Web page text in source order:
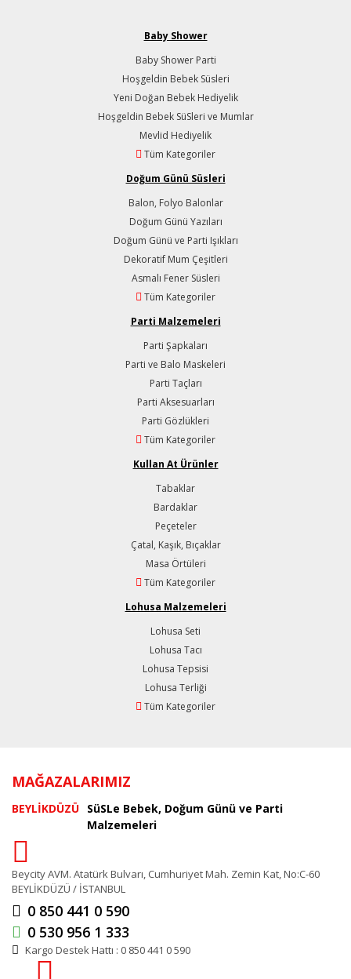
Baby Shower
Baby Shower Parti
Hoşgeldin Bebek Süsleri
Yeni Doğan Bebek Hediyelik
Hoşgeldin Bebek SüSleri ve Mumlar
Mevlid Hediyelik
Tüm Kategoriler
Doğum Günü Süsleri
Balon, Folyo Balonlar
Doğum Günü Yazıları
Doğum Günü ve Parti Işıkları
Dekoratif Mum Çeşitleri
Asmalı Fener Süsleri
Tüm Kategoriler
Parti Malzemeleri
Parti Şapkaları
Parti ve Balo Maskeleri
Parti Taçları
Parti Aksesuarları
Parti Gözlükleri
Tüm Kategoriler
Kullan At Ürünler
Tabaklar
Bardaklar
Peçeteler
Çatal, Kaşık, Bıçaklar
Masa Örtüleri
Tüm Kategoriler
Lohusa Malzemeleri
Lohusa Seti
Lohusa Tacı
Lohusa Tepsisi
Lohusa Terliği
Tüm Kategoriler
MAĞAZALARIMIZ
BEYLİKDÜZÜ SüSLe Bebek, Doğum Günü ve Parti
Malzemeleri
Beycity AVM. Atatürk Bulvarı, Cumhuriyet Mah. Zemin Kat, No:C-60
BEYLİKDÜZÜ / İSTANBUL
0 850 441 0 590
0 530 956 1 333
Kargo Destek Hattı : 0 850 441 0 590